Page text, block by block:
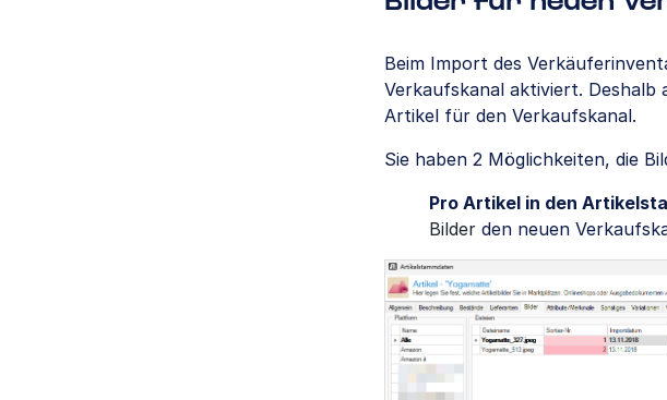
Beim Import des
Verkaufskanal aktiviert. Deshalb
Artikel für den Verkaufskanal.
Sie haben 2 Möglichkeiten, die
Pro Artikel in den
Bilder den neuen